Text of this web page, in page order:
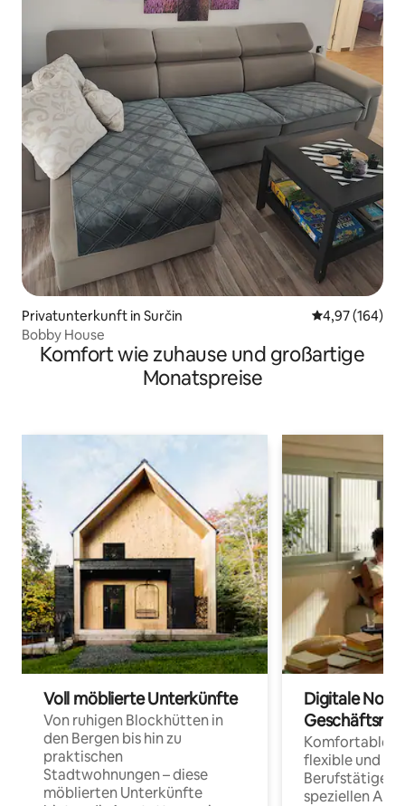
Privatunterkunft in Surčin
4,97 (164)
Bobby House
Komfort wie zuhause und großartige
Monatspreise
Voll möblierte Unterkünfte
Von ruhigen Blockhütten in
den Bergen bis hin zu
praktischen
Stadtwohnungen – diese
möblierten Unterkünfte
Digitale
Komfortable
flexible und
Berufstätige
speziellen